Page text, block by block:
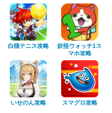
白猫テニス攻略
妖怪ウォッチ1ス
マホ攻略
いせのん攻略 スマグロ攻略